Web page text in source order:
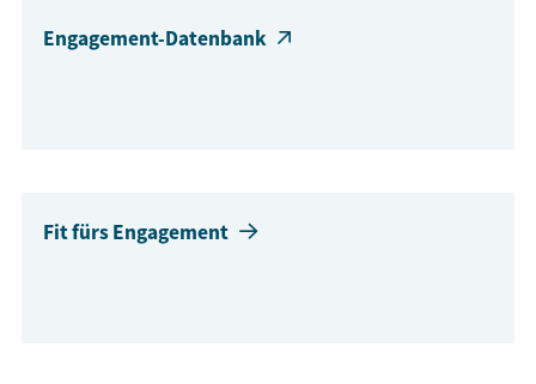
Engagement-Datenbank
Fit fürs Engagement